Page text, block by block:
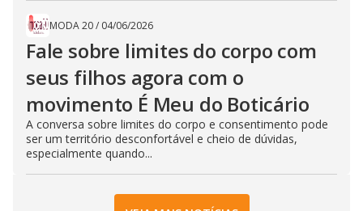
MODA 20/ 04/06/2026
Fale sobre limites do corpo com
seus filhos agora com o
movimento É Meu do Boticário
A conversa sobre limites do corpo e consentimento pode
ser um território desconfortável e cheio de dúvidas,
especialmente quando...